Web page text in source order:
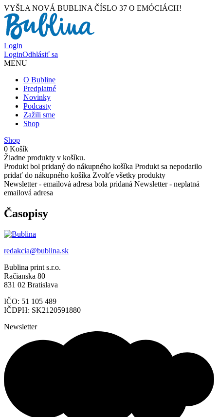
VYŠLA NOVÁ BUBLINA ČÍSLO 37 O EMÓCIÁCH!
Login
LoginOdhlásiť sa
MENU
O Bubline
Predplatné
Novinky
Podcasty
Zažili sme
Shop
Shop
0 Košík
Žiadne produkty v košíku.
Produkt bol pridaný do nákupného košíka Produkt sa nepodarilo
pridať do nákupného košíka Zvolťe všetky produkty
Newsletter - emailová adresa bola pridaná Newsletter - neplatná
emailová adresa
Časopisy
redakcia@bublina.sk
Bublina print s.r.o.
Račianska 80
831 02 Bratislava
IČO: 51 105 489
IČDPH: SK2120591880
Newsletter